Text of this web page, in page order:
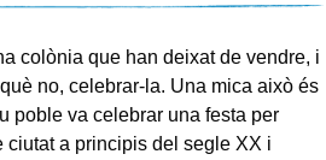
colònia que han deixat de vendre, i
no, celebrar-la. Una mica això és
poble va celebrar una festa per
a principis del segle XX i